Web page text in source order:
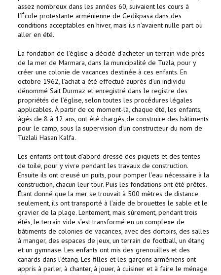
assez nombreux dans les années 60, suivaient les cours à
l’École protestante arménienne de Gedikpasa dans des
conditions acceptables en hiver, mais ils n’avaient nulle part où
aller en été.
La fondation de l’église a décidé d’acheter un terrain vide près
de la mer de Marmara, dans la municipalité de Tuzla, pour y
créer une colonie de vacances destinée à ces enfants. En
octobre 1962, l’achat a été effectué auprès d’un individu
dénommé Sait Durmaz et enregistré dans le registre des
propriétés de l’église, selon toutes les procédures légales
applicables. À partir de ce moment-là, chaque été, les enfants,
âgés de 8 à 12 ans, ont été chargés de construire des bâtiments
pour le camp, sous la supervision d’un constructeur du nom de
Tuzlali Hasan Kalfa.
Les enfants ont tout d’abord dressé des piquets et des tentes
de toile, pour y vivre pendant les travaux de construction.
Ensuite ils ont creusé un puits, pour pomper l’eau nécessaire à la
construction, chacun leur tour. Puis les fondations ont été prêtes.
Étant donné que la mer se trouvait à 500 mètres de distance
seulement, ils ont transporté à l’aide de brouettes le sable et le
gravier de la plage. Lentement, mais sûrement, pendant trois
étés, le terrain vide s’est transformé en un complexe de
bâtiments de colonies de vacances, avec des dortoirs, des salles
à manger, des espaces de jeux, un terrain de football, un étang
et un gymnase. Les enfants ont mis des grenouilles et des
canards dans l’étang. Les filles et les garçons arméniens ont
appris à parler, à chanter, à jouer, à cuisiner et à faire le ménage